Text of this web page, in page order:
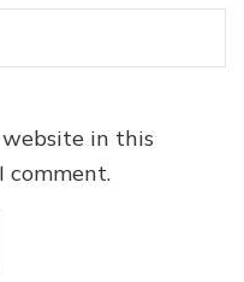
website in this
comment.